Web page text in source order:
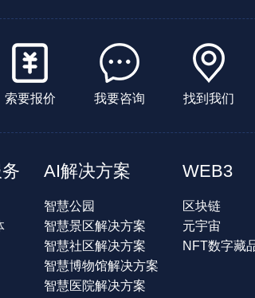
索要报价 我要咨询 找到我们
AI解决方案
智慧公园
智慧景区解决方案
智慧社区解决方案
智慧博物馆解决方案
智慧医院解决方案
WEB3
区块链
元宇宙
NFT数字藏